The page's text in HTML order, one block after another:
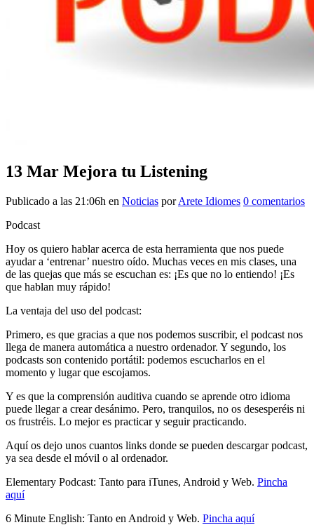
13 Mar Mejora tu Listening
Publicado a las 21:06h en Noticias porArete Idiomes 0 comentarios
Podcast
Hoy os quiero hablar acerca de esta herramienta que nos puede
ayudar a ‘entrenar’ nuestro oído. Muchas veces en mis clases, una
de las quejas que más se escuchan es: ¡Es que no lo entiendo! ¡Es
que hablan muy rápido!
La ventaja del uso del podcast:
Primero, es que gracias a que nos podemos suscribir, el podcast nos
llega de manera automática a nuestro ordenador. Y segundo, los
podcasts son contenido portátil: podemos escucharlos en el
momento y lugar que escojamos.
Y es que la comprensión auditiva cuando se aprende otro idioma
puede llegar a crear desánimo. Pero, tranquilos, no os desesperéis ni
os frustréis. Lo mejor es practicar y seguir practicando.
Aquí os dejo unos cuantos links donde se pueden descargar podcast,
ya sea desde el móvil o al ordenador.
Elementary Podcast: Tanto para iTunes, Android y Web. Pincha
aquí
6 Minute English: Tanto en Android y Web. Pincha aquí